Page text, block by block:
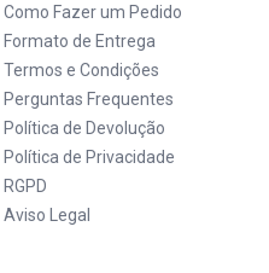
Como Fazer um Pedido
Formato de Entrega
Termos e Condições
Perguntas Frequentes
Política de Devolução
Política de Privacidade
RGPD
Aviso Legal